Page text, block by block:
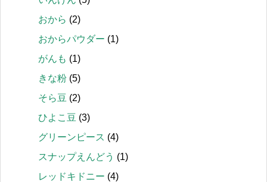
おから (2)
おからパウダー (1)
がんも (1)
きな粉 (5)
そら豆 (2)
ひよこ豆 (3)
グリーンピース (4)
スナップえんどう (1)
レッドキドニー (4)